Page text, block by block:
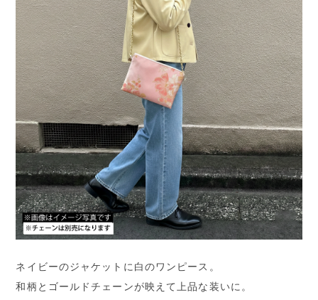
ネイビーのジャケットに白のワンピース。
和柄とゴールドチェーンが映えて上品な装いに。